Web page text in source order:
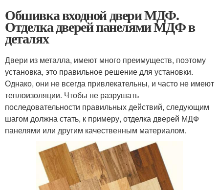
Обшивка входной двери МДФ.
Отделка дверей панелями МДФ в
деталях
Двери из металла, имеют много преимуществ, поэтому
установка, это правильное решение для установки.
Однако, они не всегда привлекательны, и часто не имеют
теплоизоляции. Чтобы не разрушать
последовательности правильных действий, следующим
шагом должна стать, к примеру, отделка дверей МДФ
панелями или другим качественным материалом.